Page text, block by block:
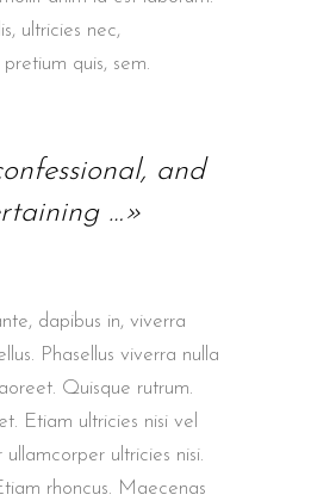
ultricies nec,
quis, sem.
and
…»
dapibus in, viverra
Phasellus viverra nulla
Quisque rutrum.
Etiam ultricies nisi vel
ultricies nisi.
rhoncus. Maecenas